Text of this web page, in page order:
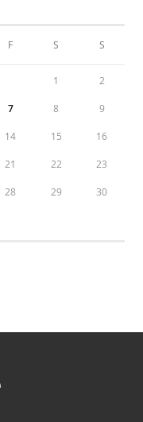
F S S
1 2
7 8 9
14 15 16
21 22 23
28 29 30